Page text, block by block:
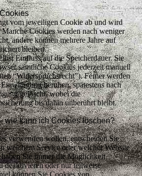
vom jeweiligen Cookie ab und wird
Cookies werden nach weniger
andere können mehrere Jahre auf
bleiben.
Einfluss auf die Speicherdauer. Sie
sämtliche Cookies jederzeit manuell
“Widerspruchsrecht”). Ferner werden
beruhen, spätestens nach
gelöscht, wobei die
bis dahin unberührt bleibt.
wie kann ich Cookies löschen?
verwenden wollen, entscheiden Sie
welchem Service oder welcher Website
Sie immer die Möglichkeit
deaktivieren oder nur teilweise
können Sie Cookies von